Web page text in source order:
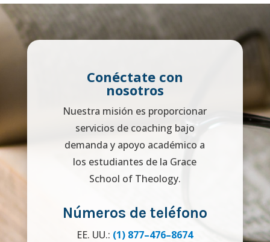
Conéctate con
nosotros
Nuestra misión es proporcionar
servicios de coaching bajo
demanda y apoyo académico a
los estudiantes de la Grace
School of Theology.
Números de teléfono
EE. UU.: (1) 877–476–8674